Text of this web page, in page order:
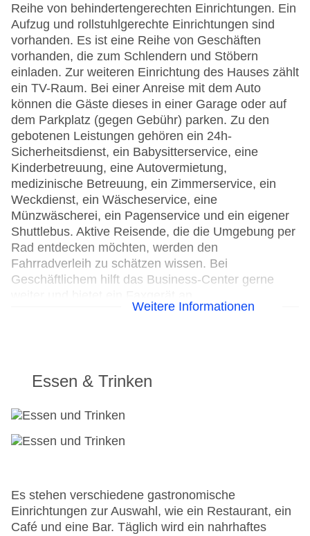
Reihe von behindertengerechten Einrichtungen. Ein
Aufzug und rollstuhlgerechte Einrichtungen sind
vorhanden. Es ist eine Reihe von Geschäften
vorhanden, die zum Schlendern und Stöbern
einladen. Zur weiteren Einrichtung des Hauses zählt
ein TV-Raum. Bei einer Anreise mit dem Auto
können die Gäste dieses in einer Garage oder auf
dem Parkplatz (gegen Gebühr) parken. Zu den
gebotenen Leistungen gehören ein 24h-
Sicherheitsdienst, ein Babysitterservice, eine
Kinderbetreuung, eine Autovermietung,
medizinische Betreuung, ein Zimmerservice, ein
Weckdienst, ein Wäscheservice, eine
Münzwäscherei, ein Pagenservice und ein eigener
Shuttlebus. Aktive Reisende, die die Umgebung per
Rad entdecken möchten, werden den
Fahrradverleih zu schätzen wissen. Bei
Geschäftlichem hilft das Business-Center gerne
Check-out bis: 12:00:00
Konferenzraum
Hotelsafe
WLAN/WiFi im Hotel
Zimmerservice
Sonnenterrasse
Gesamtanzahl der Stockwerke: 22
Weitere Informationen
Essen & Trinken
Es stehen verschiedene gastronomische
Einrichtungen zur Auswahl, wie ein Restaurant, ein
Café und eine Bar. Täglich wird ein nahrhaftes